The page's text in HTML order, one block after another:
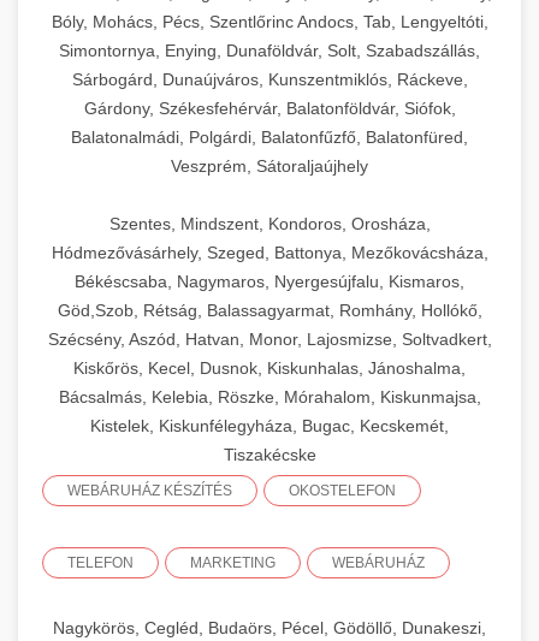
Bóly, Mohács, Pécs, Szentlőrinc Andocs, Tab, Lengyeltóti,
Simontornya, Enying, Dunaföldvár, Solt, Szabadszállás,
Sárbogárd, Dunaújváros, Kunszentmiklós, Ráckeve,
Gárdony, Székesfehérvár, Balatonföldvár, Siófok,
Balatonalmádi, Polgárdi, Balatonfűzfő, Balatonfüred,
Veszprém, Sátoraljaújhely
Szentes, Mindszent, Kondoros, Orosháza,
Hódmezővásárhely, Szeged, Battonya, Mezőkovácsháza,
Békéscsaba, Nagymaros, Nyergesújfalu, Kismaros,
Göd,Szob, Rétság, Balassagyarmat, Romhány, Hollókő,
Szécsény, Aszód, Hatvan, Monor, Lajosmizse, Soltvadkert,
Kiskőrös, Kecel, Dusnok, Kiskunhalas, Jánoshalma,
Bácsalmás, Kelebia, Röszke, Mórahalom, Kiskunmajsa,
Kistelek, Kiskunfélegyháza, Bugac, Kecskemét,
Tiszakécske
WEBÁRUHÁZ KÉSZÍTÉS OKOSTELEFON
TELEFON MARKETING WEBÁRUHÁZ
Nagykörös, Cegléd, Budaörs, Pécel, Gödöllő, Dunakeszi,